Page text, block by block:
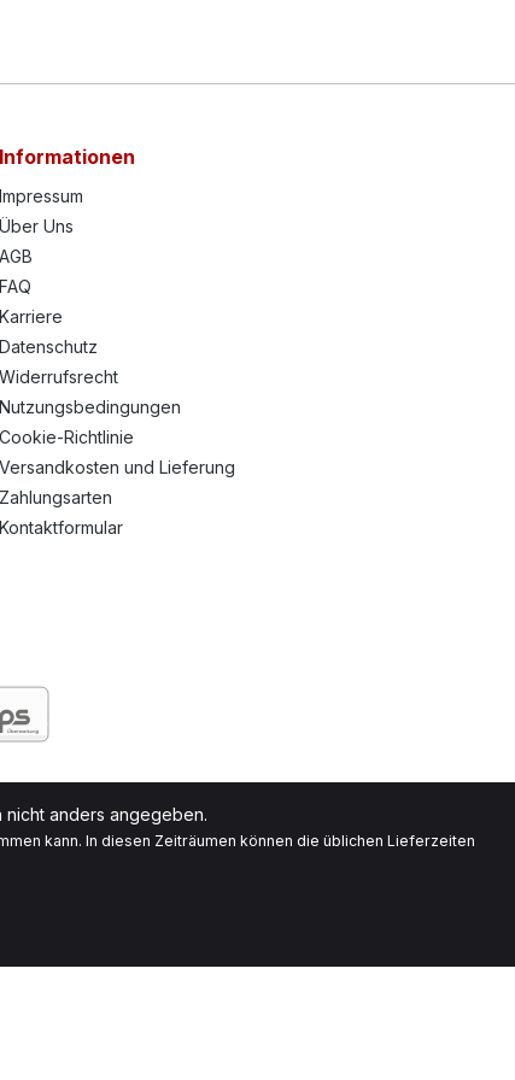
Informationen
Impressum
Über Uns
AGB
FAQ
Karriere
Datenschutz
Widerrufsrecht
Nutzungsbedingungen
Cookie-Richtlinie
Versandkosten und Lieferung
Zahlungsarten
Kontaktformular
nicht anders angegeben.
kann. In diesen Zeiträumen können die üblichen Lieferzeiten